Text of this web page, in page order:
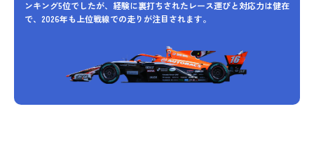
ンキング5位でしたが、経験に裏打ちされたレース運びと対応力は健在
で、2026年も上位戦線での走りが注目されます。